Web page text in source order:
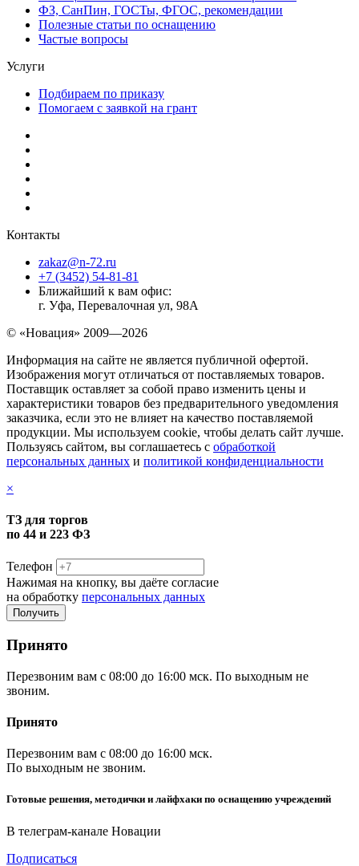
ФЗ, СанПин, ГОСТы, ФГОС, рекомендации
Полезные статьи по оснащению
Частые вопросы
Услуги
Подбираем по приказу
Помогаем с заявкой на грант
Контакты
zakaz@n-72.ru
+7 (3452) 54-81-81
Ближайший к вам офис:
г. Уфа, Перевалочная ул, 98А
© «Новация» 2009—2026
Информация на сайте не является публичной офертой.
Изображения могут отличаться от поставляемых товаров.
Поставщик оставляет за собой право изменить цены и
характеристики товаров без предварительного уведомления
заказчика, если это не влияет на качество поставляемой
продукции. Мы используем cookie, чтобы делать сайт лучше.
Пользуясь сайтом, вы соглашаетесь с обработкой
персональных данных и политикой конфиденциальности
×
ТЗ для торгов
по 44 и 223 ФЗ
Телефон
Нажимая на кнопку, вы даёте согласие
на обработку персональных данных
Принято
Перезвоним вам с 08:00 до 16:00 мск. По выходным не
звоним.
Принято
Перезвоним вам с 08:00 до 16:00 мск.
По выходным не звоним.
Готовые решения, методички и лайфхаки по оснащению учреждений
В телеграм-канале Новации
Подписаться